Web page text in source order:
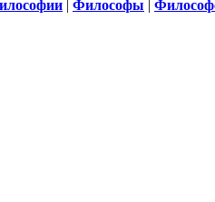
| Философы |